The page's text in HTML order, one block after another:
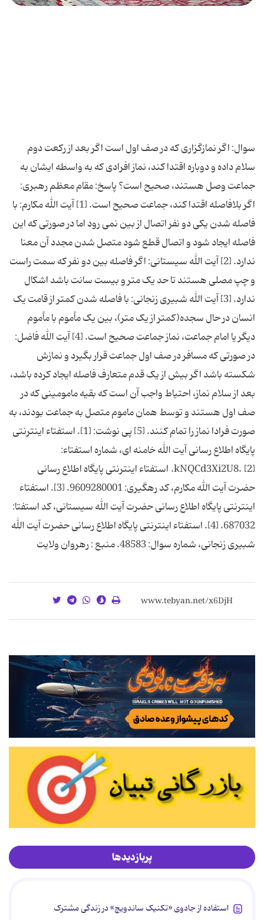
سوال: اگر نمازگزاری که در صف اول است اگر بعد از رکعت دوم
سلام داده و دوباره اقتدا کند، نماز افرادی که به واسطه ایشان به
جماعت وصل هستند، صحیح است؟ پاسخ: مقام معظم رهبری:
اگر بلافاصله اقتدا کند، جماعت صحیح است. [1] آیت الله مکارم: با
فاصله شدن یکی دو نفر اتصال از بین نمی رود اما در صورتی که این
فاصله ایجاد شود و اتصال قطع شود متصل شدن مجدد آن معنا
ندارد. [2] آیت الله سیستانی: اگر فاصله بین دو نفر که سمت راست
و چپ مصلی هستند تا حد یک متر و بیست سانت باشد اشکال
ندارد. [3] آیت الله شبیری زنجانی: با فاصله شدن کمتر از قامت یک
انسان در حال سجده(کمتر از یک متر)، بین یک مأموم با مأموم
دیگر یا امام جماعت، نماز جماعت صحیح است. [4] آیت الله فاضل:
در صورتی که مسافر در صف اول جماعت قرار بگیرد و نمازش
شکسته باشد اگر بیش از یک قدم متعارف فاصله ایجاد کرده باشد،
بعد از سلام نماز، احتیاط واجب آن است که بقیه مامومینی که در
صف اول هستند و توسط همان ماموم متصل به جماعت بودند، به
صورت فرادا نماز را تمام کنند. [5] پی نوشت: [1]. استفتاء اینترنتی
پایگاه اطلاع رسانی آیت الله خامنه ای، شماره استفتاء:
kNQCd3Xi2U8. [2]. استفتاء اينترنتی پايگاه اطلاع رسانی
حضرت آيت الله مکارم، کد رهگیری: 9609280001. [3]. استفتاء
اينترنتی پايگاه اطلاع رسانی حضرت آيت الله سیستانی، کد استفتا:
687032. ​​​​​[4]. استفتاء اينترنتی پايگاه اطلاع رسانی حضرت آيت الله
شبیری زنجانی، شماره سوال: 48583. منبع : رهروان ولایت
پربازدیدها
استفاده از جادوی «تکنیک ساندویچ» در زندگی مشترک